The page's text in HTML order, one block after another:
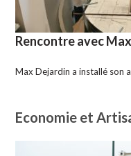
Rencontre avec
Max Dejardin a installé son
Economie et